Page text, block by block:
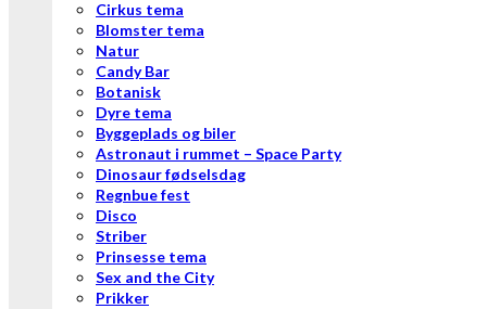
Cirkus tema
Blomster tema
Natur
Candy Bar
Botanisk
Dyre tema
Byggeplads og biler
Astronaut i rummet – Space Party
Dinosaur fødselsdag
Regnbue fest
Disco
Striber
Prinsesse tema
Sex and the City
Prikker